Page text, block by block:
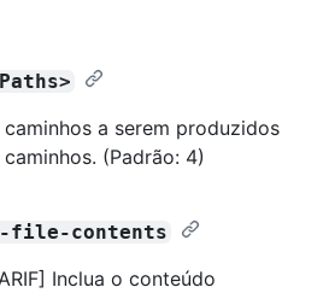
a serem produzidos
(Padrão: 4)
file-contents
Inclua o conteúdo